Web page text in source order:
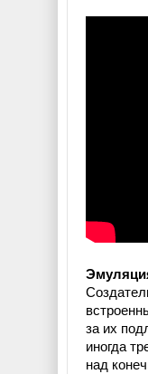
за их
иногда
над